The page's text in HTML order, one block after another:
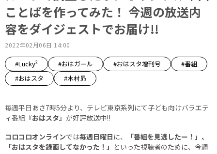
ことばを作ってみた！ 今週の放送内
容をダイジェストでお届け!!
2022年02月06日 14:00
#Lucky² #おはガール #おはスタ増刊号
#番組
#おはスタ
#木村昴
毎週平日あさ7時5分より、テレビ東京系列にて子ども向けバラエテ
ィ番組 『おはスタ』 が好評放送中!!
コロコロオンラインでは毎週日曜日 に、
「番組を見逃したー！」、
「おはスタを録画してなかった！」 といった視聴者のために、今週